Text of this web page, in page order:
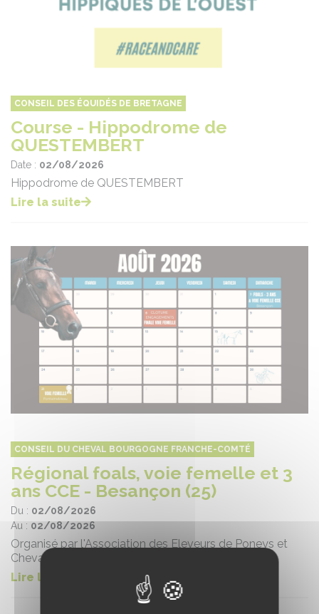
CONSEIL DES ÉQUIDÉS DE BRETAGNE
Course - Hippodrome de
QUESTEMBERT
Date : 02/08/2026
Hippodrome de QUESTEMBERT
Lire la suite
CONSEIL DU CHEVAL BOURGOGNE FRANCHE-COMTÉ
Régional foals, voie femelle et 3
ans CCE - Besançon (25)
Du : 02/08/2026
Au : 02/08/2026
Organisé par l'Association des Eleveurs de Poneys et
Chevaux de Sport de Franche-Comté
Lire la suite